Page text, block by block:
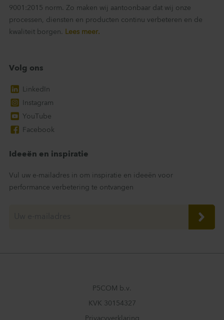
9001:2015 norm. Zo maken wij aantoonbaar dat wij onze
processen, diensten en producten continu verbeteren en de
kwaliteit borgen.
Lees meer.
Volg ons
LinkedIn
Instagram
YouTube
Facebook
Ideeën en inspiratie
Vul uw e-mailadres in om inspiratie en ideeën voor
performance verbetering te ontvangen
P5COM b.v.
KVK 30154327